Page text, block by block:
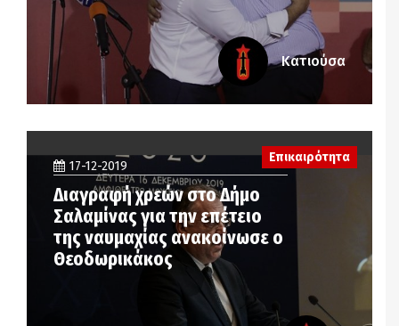
Κατιούσα
Επικαιρότητα
17-12-2019
Διαγραφή χρεών στο Δήμο
Σαλαμίνας για την επέτειο
της ναυμαχίας ανακοίνωσε ο
Θεοδωρικάκος